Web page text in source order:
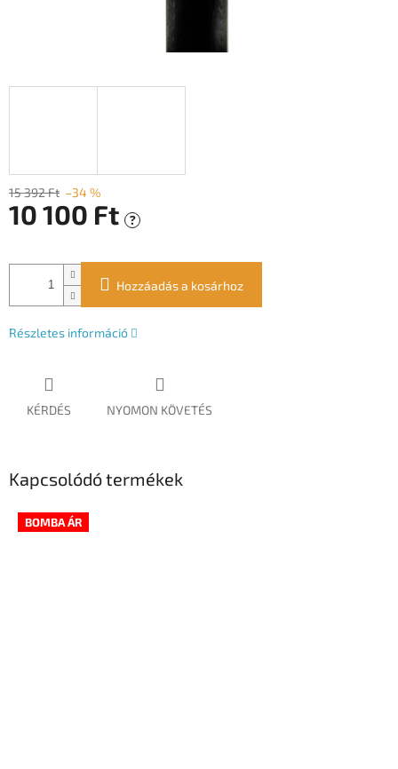
15 392 Ft –34 %
10 100 Ft ?
Hozzáadás a kosárhoz
Részletes információ
KÉRDÉS NYOMON KÖVETÉS
Kapcsolódó termékek
BOMBA ÁR